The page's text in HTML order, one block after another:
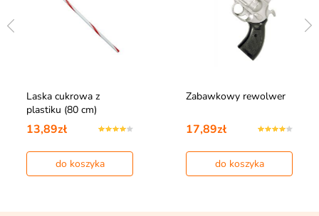
Laska cukrowa z
plastiku (80 cm)
13,89zł
do koszyka
Zabawkowy rewolwer
17,89zł
do koszyka